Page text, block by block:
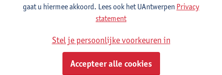
+3232654824
Toon e-mailadres
gaat u hiermee akkoord. Lees ook het UAntwerpen Privacy
statement
Stel je persoonlijke voorkeuren in
Accepteer alle cookies